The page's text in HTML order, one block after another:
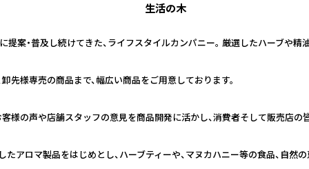
生活の木
に提案・普及し続けてきた、ライフスタイルカンパニー。 厳選したハーブや
先様専売の商品まで、幅広い商品をご用意しております。
様の声や店舗スタッフの意見を商品開発に活かし、消費者そして販売店の
たアロマ製品をはじめとし、ハーブティーや、マヌカハニー等の食品、自然